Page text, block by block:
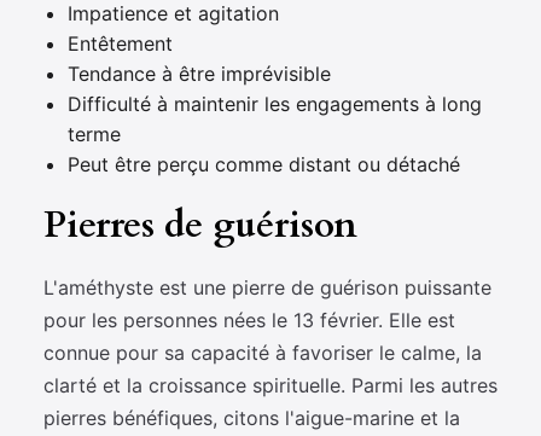
Impatience et agitation
Entêtement
Tendance à être imprévisible
Difficulté à maintenir les engagements à long
terme
Peut être perçu comme distant ou détaché
Pierres de guérison
L'améthyste est une pierre de guérison puissante
pour les personnes nées le 13 février. Elle est
connue pour sa capacité à favoriser le calme, la
clarté et la croissance spirituelle. Parmi les autres
pierres bénéfiques, citons l'aigue-marine et la